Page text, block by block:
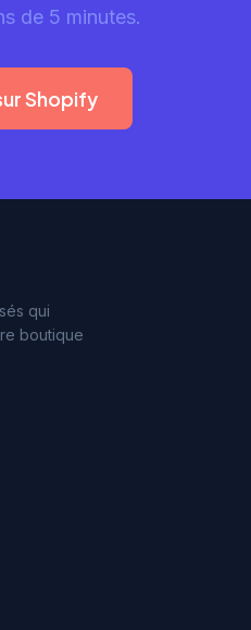
de 5 minutes.
Shopify
qui
boutique